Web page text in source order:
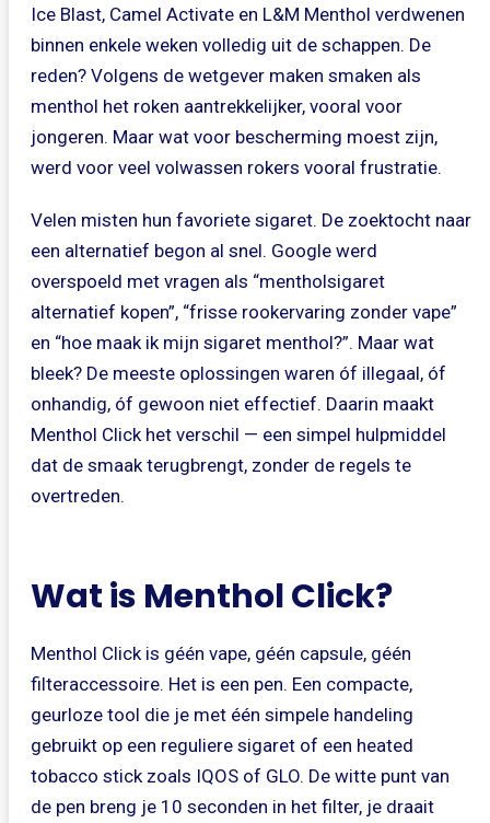
Ice Blast, Camel Activate en L&M Menthol verdwenen
binnen enkele weken volledig uit de schappen. De
reden? Volgens de wetgever maken smaken als
menthol het roken aantrekkelijker, vooral voor
jongeren. Maar wat voor bescherming moest zijn,
werd voor veel volwassen rokers vooral frustratie.
Velen misten hun favoriete sigaret. De zoektocht naar
een alternatief begon al snel. Google werd
overspoeld met vragen als “mentholsigaret
alternatief kopen”, “frisse rookervaring zonder vape”
en “hoe maak ik mijn sigaret menthol?”. Maar wat
bleek? De meeste oplossingen waren óf illegaal, óf
onhandig, óf gewoon niet effectief. Daarin maakt
Menthol Click het verschil — een simpel hulpmiddel
dat de smaak terugbrengt, zonder de regels te
overtreden.
Wat is Menthol Click?
Menthol Click is géén vape, géén capsule, géén
filteraccessoire. Het is een pen. Een compacte,
geurloze tool die je met één simpele handeling
gebruikt op een reguliere sigaret of een heated
tobacco stick zoals IQOS of GLO. De witte punt van
de pen breng je 10 seconden in het filter, je draait